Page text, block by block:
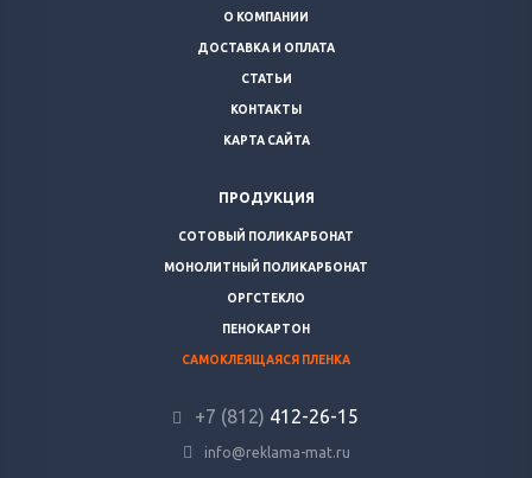
О КОМПАНИИ
ДОСТАВКА И ОПЛАТА
СТАТЬИ
КОНТАКТЫ
КАРТА САЙТА
ПРОДУКЦИЯ
СОТОВЫЙ ПОЛИКАРБОНАТ
МОНОЛИТНЫЙ ПОЛИКАРБОНАТ
ОРГСТЕКЛО
ПЕНОКАРТОН
САМОКЛЕЯЩАЯСЯ ПЛЕНКА
+7 (812) 412-26-15
info@reklama-mat.ru